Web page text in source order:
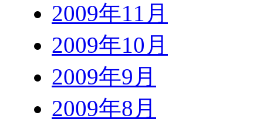
2009年11月
2009年10月
2009年9月
2009年8月